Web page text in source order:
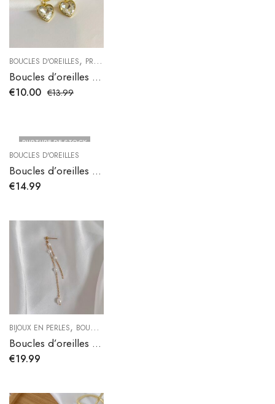
BOUCLES D'OREILLES, PROMOTIONS
Boucles d’oreilles Coeur Topaze
€10.00 €13.99
RUPTURE DE STOCK
BOUCLES D'OREILLES
Boucles d’oreilles Ariella
€14.99
BIJOUX EN PERLES, BOUCLES D'OREILLES
Boucles d’oreilles Lueur Perlée
€19.99